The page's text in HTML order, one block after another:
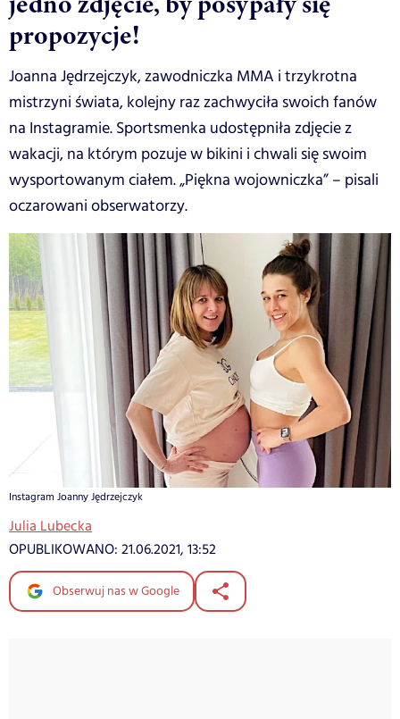
propozycje!
Joanna Jędrzejczyk, zawodniczka MMA i trzykrotna
mistrzyni świata, kolejny raz zachwyciła swoich fanów
na Instagramie. Sportsmenka udostępniła zdjęcie z
wakacji, na którym pozuje w bikini i chwali się swoim
wysportowanym ciałem. „Piękna wojowniczka” – pisali
oczarowani obserwatorzy.
Instagram Joanny Jędrzejczyk
Julia Lubecka
OPUBLIKOWANO: 21.06.2021, 13:52
Obserwuj nas w Google